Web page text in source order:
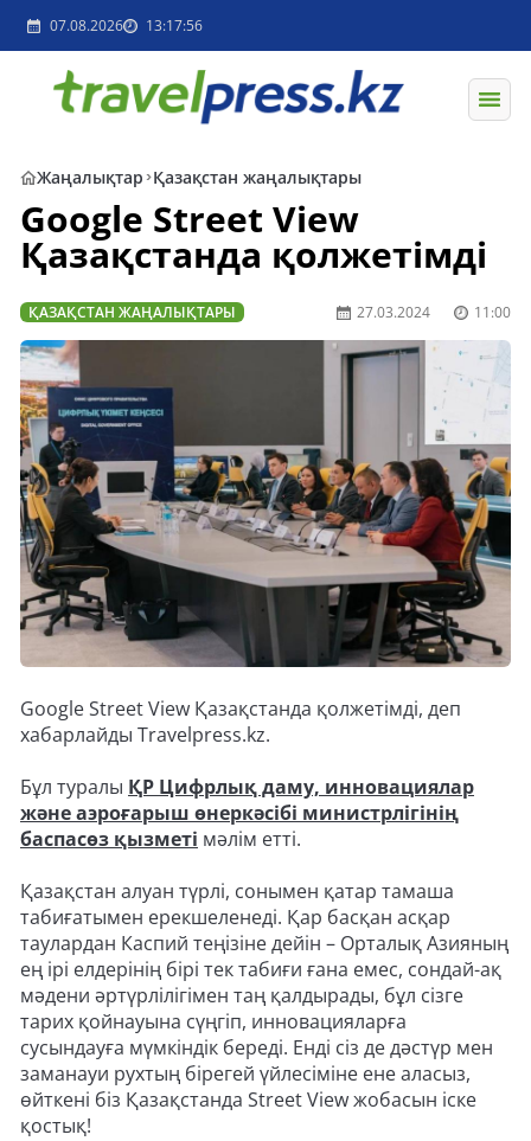
07.08.2026 13:17:56
Жаңалықтар Қазақстан жаңалықтары
Google Street View
Қазақстанда қолжетімді
ҚАЗАҚСТАН ЖАҢАЛЫҚТАРЫ 27.03.2024 11:00
Google Street View Қазақстанда қолжетімді, деп
хабарлайды Travelpress.kz.
Бұл туралы ҚР Цифрлық даму, инновациялар
және аэроғарыш өнеркәсібі министрлігінің
баспасөз қызметі мәлім етті.
Қазақстан алуан түрлі, сонымен қатар тамаша
табиғатымен ерекшеленеді. Қар басқан асқар
таулардан Каспий теңізіне дейін – Орталық Азияның
ең ірі елдерінің бірі тек табиғи ғана емес, сондай-ақ
мәдени әртүрлілігімен таң қалдырады, бұл сізге
тарих қойнауына сүңгіп, инновацияларға
сусындауға мүмкіндік береді. Енді сіз де дәстүр мен
заманауи рухтың бірегей үйлесіміне ене аласыз,
өйткені біз Қазақстанда Street View жобасын іске
қостық!